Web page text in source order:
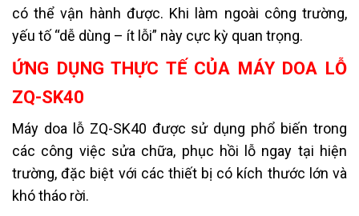
có thể vận hành được. Khi làm ngoài công trường,
yếu tố “dễ dùng – ít lỗi” này cực kỳ quan trọng.
ỨNG DỤNG THỰC TẾ CỦA MÁY DOA LỖ
ZQ-SK40
Máy doa lỗ ZQ-SK40 được sử dụng phổ biến trong
các công việc sửa chữa, phục hồi lỗ ngay tại hiện
trường, đặc biệt với các thiết bị có kích thước lớn và
khó tháo rời.